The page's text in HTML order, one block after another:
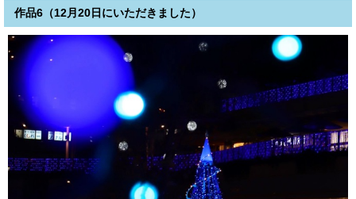
作品6（12月20日にいただきました）